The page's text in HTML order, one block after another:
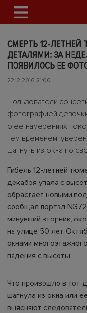
СМЕРТЬ 12-
ДЕТАЛЯМИ: ЗА
ПОЯВИЛОСЬ ЕЕ
22.12.2016 21:00
Пользователи
фотографией
о ее намерениях
тем временем,
шагнуть из окна по
Гибель 12-летней
декабря упала с
обрастает новыми
сообщал портал
минувший вторник,
на улице 50 лет
окнами
падения с высоты.
Что произошло в тот
шагнула из окна или
выясняют